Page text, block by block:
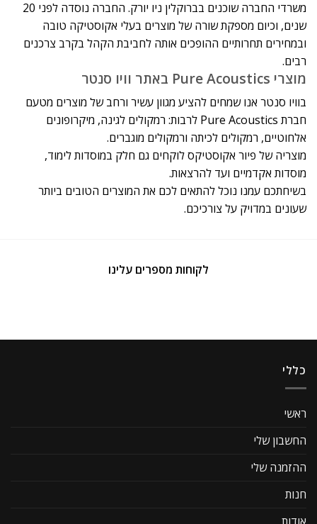
משרדי החברה שוכנים בברוקלין ניו יורק. החברה נוסדה לפני 20
שנים, וכיום מספקת שורה של מוצרים בעלי אקוסטיקה טובה
ובמחירים תחרותיים ההופכים אותה לחביבת הקהל בקרב צרכנים
רבים.
מוצרי Pure Acoustics באתר וויו סנטר
בוויו סנטר אנו שמחים להציע מגוון עשיר ורחב של מוצרים מטעם
חברת Pure Acoustics לרבות: רמקולים לגינה, מיקרופונים
אלחוטיים, רמקולים לכיתה ורמקולים מוגברים.
מוצריה של פיור אקוסטיקס לוקחים גם חלק במוסדות לימוד,
מוסדות אקדמיים ועד להרצאות.
בשיחתכם עמנו נוכל להתאים לכם את המוצרים הטובים ביותר
שעונים במדויק על צורכיכם.
לקוחות מספרים עלינו
כללי
ראשי
החשבון שלי
ההזמנה שלי
חנות